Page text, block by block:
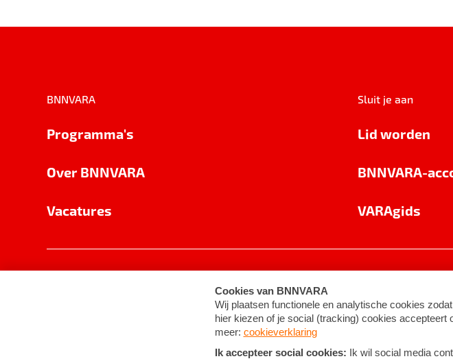
BNNVARA
Programma's
Over BNNVARA
Vacatures
Sluit je aan
Lid worden
BNNVARA-
VARAgids
Cookie-instellingen Algemene voorwaarden ©2026